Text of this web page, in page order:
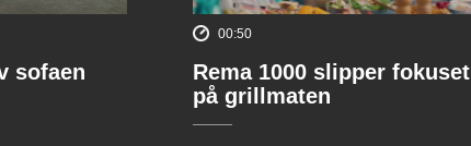
sofaen
00:50
Rema 1000 slipper fokuset
på grillmaten